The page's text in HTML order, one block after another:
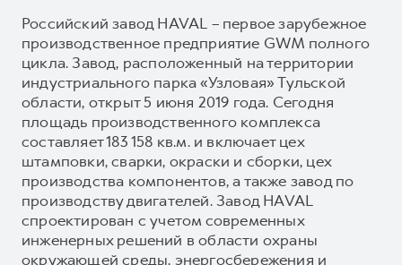
Российский завод HAVAL – первое зарубежное
производственное предприятие GWM полного
цикла. Завод, расположенный на территории
индустриального парка «Узловая» Тульской
области, открыт 5 июня 2019 года. Сегодня
площадь производственного комплекса
составляет 183 158 кв.м. и включает цех
штамповки, сварки, окраски и сборки, цех
производства компонентов, а также завод по
производству двигателей. Завод HAVAL
спроектирован с учетом современных
инженерных решений в области охраны
окружающей среды, энергосбережения и